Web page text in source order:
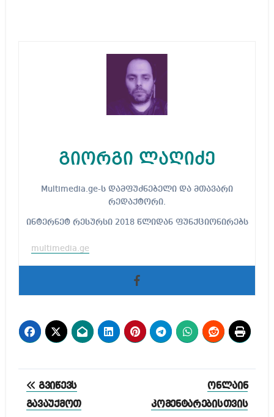
გიორგი ლაღიძე
Multimedia.ge-ს დამფუძნებელი და მთავარი
რედაქტორი.
ინტერნეტ რესურსი 2018 წლიდან ფუნქციონირებს
multimedia.ge
პოსტის
ნავიგაცია
გვიწევს
გავაუქმოთ
ონლაინ
კომენტარებისთვის